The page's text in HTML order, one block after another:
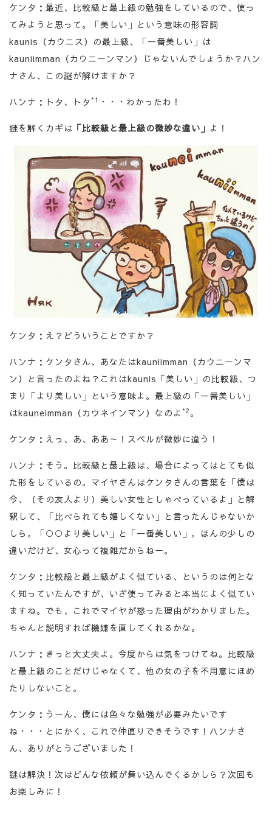
ケンタ：最近、比較級と最上級の勉強をしているので、使っ
てみようと思って。「美しい」という意味の形容詞
kaunis（カウニス）の最上級、「一番美しい」は
kauniimman（カウニーンマン）じゃないんでしょうか？ハン
ナさん、この謎が解けますか？
ハンナ：トタ、トタ*1 ・・・わかったわ！
謎を解くカギは 「比較級と最上級の微妙な違い」 よ！
ケンタ：え？どういうことですか？
ハンナ：ケンタさん、あなたはkauniimman（カウニーンマ
ン）と言ったのよね？これはkaunis「美しい」の比較級、つ
まり「より美しい」という意味よ。最上級の「一番美しい」
はkauneimman（カウネインマン）なのよ *2 。
ケンタ：えっ、あ、ああ～！スペルが微妙に違う！
ハンナ：そう。比較級と最上級は、場合によってはとても似
た形をしているの。マイヤさんはケンタさんの言葉を「僕は
今、（その友人より）美しい女性としゃべっているよ」と解
釈して、「比べられても嬉しくない」と言ったんじゃないか
しら。「○○より美しい」と「一番美しい」。ほんの少しの
違いだけど、女心って複雑だからねー。
ケンタ：比較級と最上級がよく似ている、というのは何とな
く知っていたんですが、いざ使ってみると本当によく似てい
ますね。でも、これでマイヤが怒った理由がわかりました。
ちゃんと説明すれば機嫌を直してくれるかな。
ハンナ：きっと大丈夫よ。今度からは気をつけてね。比較級
と最上級のことだけじゃなくて、他の女の子を不用意にほめ
たりしないこと。
ケンタ：うーん、僕には色々な勉強が必要みたいです
ね・・・とにかく、これで仲直りできそうです！ハンナさ
ん、ありがとうございました！
謎は解決！次はどんな依頼が舞い込んでくるかしら？次回も
お楽しみに！